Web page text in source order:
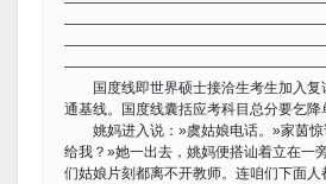
国度线即世界硕士接洽生考生加入复
通基线。国度线囊括应考科目总分要乞降
姚妈进入说：»虞姑娘电话。»家茵惊
给我？»她一出去，姚妈便搭讪着立在一
们姑娘片刻都离不开教师。连咱们下面